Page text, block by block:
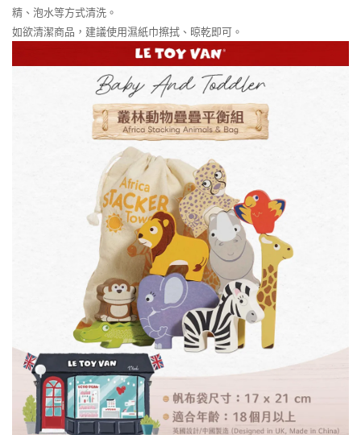
精、泡水等方式清洗。
如欲清潔商品，建議使用濕紙巾擦拭、晾乾即可。